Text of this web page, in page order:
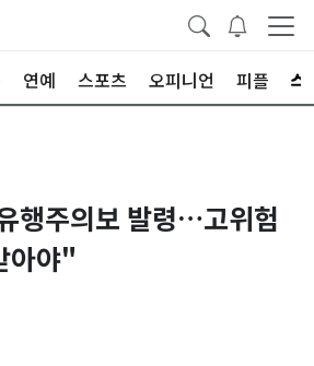
연예 스포츠 오피니언 피플
행주의보 발령…고위험
아야"